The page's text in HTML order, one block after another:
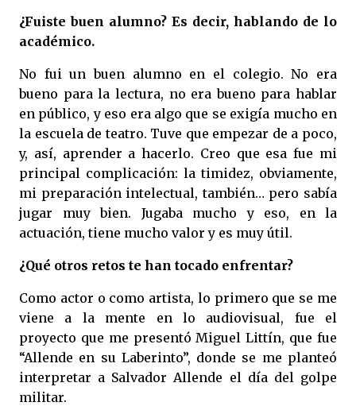
¿Fuiste buen alumno? Es decir, hablando de lo
académico.
No fui un buen alumno en el colegio. No era
bueno para la lectura, no era bueno para hablar
en público, y eso era algo que se exigía mucho en
la escuela de teatro. Tuve que empezar de a poco,
y, así, aprender a hacerlo. Creo que esa fue mi
principal complicación: la timidez, obviamente,
mi preparación intelectual, también… pero sabía
jugar muy bien. Jugaba mucho y eso, en la
actuación, tiene mucho valor y es muy útil.
¿Qué otros retos te han tocado enfrentar?
Como actor o como artista, lo primero que se me
viene a la mente en lo audiovisual, fue el
proyecto que me presentó Miguel Littín, que fue
“Allende en su Laberinto”, donde se me planteó
interpretar a Salvador Allende el día del golpe
militar.